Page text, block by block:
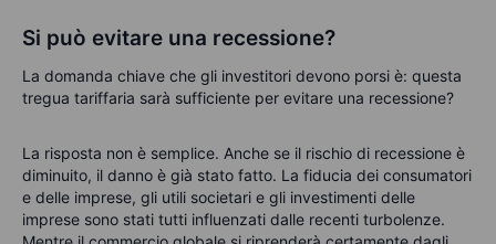
Si può evitare una recessione?
La domanda chiave che gli investitori devono porsi è: questa
tregua tariffaria sarà sufficiente per evitare una recessione?
La risposta non è semplice. Anche se il rischio di recessione è
diminuito, il danno è già stato fatto. La fiducia dei consumatori
e delle imprese, gli utili societari e gli investimenti delle
imprese sono stati tutti influenzati dalle recenti turbolenze.